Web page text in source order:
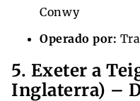
Conwy
Operado por:
5. Exeter a
Inglaterra) –